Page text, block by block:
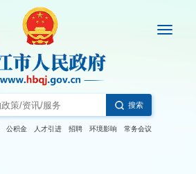
搜索
公积金 人才引进 招聘 环境影响 常务会议